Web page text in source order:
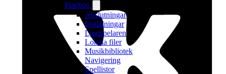
Flacbox
Anslutningar
Inställningar
Ljudspelaren
Lokala filer
Musikbibliotek
Navigering
Spellistor